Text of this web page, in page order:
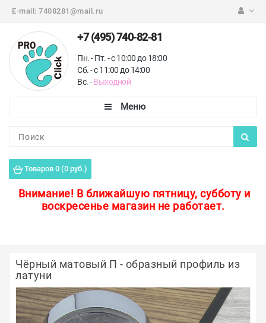
E-mail: 7408281@mail.ru
+7 (495) 740-82-81
Пн. - Пт. - с 10:00 до 18:00
Сб. - с 11:00 до 14:00
Вс. -Выходной
Товаров 0 (0 руб.)
Внимание! В ближайшую пятницу, субботу и
воскресенье магазин не работает.
Пороги для пола
Защитные уголки
Полосы из металла
Плинтуса
Чёрный матовый П - образный профиль из
латуни